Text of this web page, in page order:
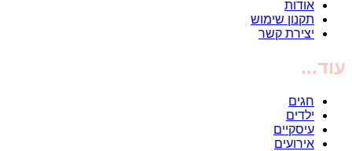
אודות
תקנון שימוש
יצירת קשר
עוד...
חגים
ילדים
עיסקיים
אירועים